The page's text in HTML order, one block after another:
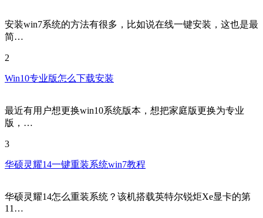
安装win7系统的方法有很多，比如说在线一键安装，这也是最
简…
2
Win10专业版怎么下载安装
最近有用户想更换win10系统版本，想把家庭版更换为专业
版，…
3
华硕灵耀14一键重装系统win7教程
华硕灵耀14怎么重装系统？该机搭载英特尔锐炬Xe显卡的第
11…